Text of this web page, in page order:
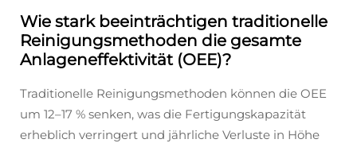
Wie stark beeinträchtigen traditionelle
Reinigungsmethoden die gesamte
Anlageneffektivität (OEE)?
Traditionelle Reinigungsmethoden können die OEE
um 12–17 % senken, was die Fertigungskapazität
erheblich verringert und jährliche Verluste in Höhe